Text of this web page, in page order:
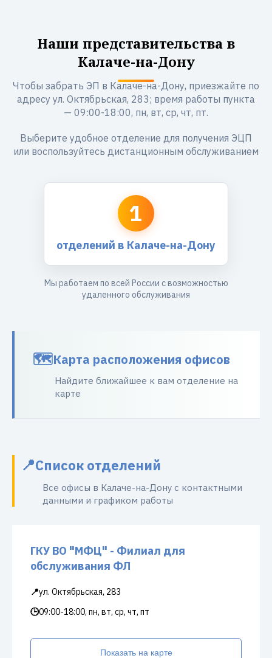
Наши представительства в
Калаче-на-Дону
Чтобы забрать ЭП в Калаче-на-Дону, приезжайте по
адресу ул. Октябрьская, 283; время работы пункта
— 09:00-18:00, пн, вт, ср, чт, пт.
Выберите удобное отделение для получения ЭЦП
или воспользуйтесь дистанционным обслуживанием
1
отделений в Калаче-на-Дону
Мы работаем по всей России с возможностью
удаленного обслуживания
Карта расположения офисов
Найдите ближайшее к вам отделение на
карте
Список отделений
Все офисы в Калаче-на-Дону с контактными
данными и графиком работы
ГКУ ВО "МФЦ" - Филиал для
обслуживания ФЛ
📍ул. Октябрьская, 283
🕒09:00-18:00, пн, вт, ср, чт, пт
Показать на карте